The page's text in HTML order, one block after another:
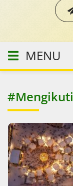
MENU
#Mengikuti